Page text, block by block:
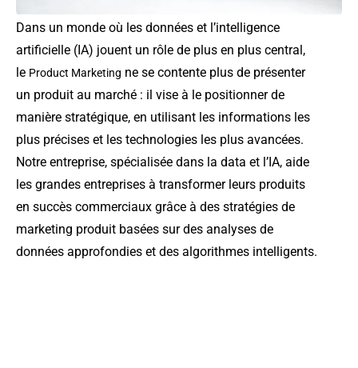
Dans un monde où les données et l’intelligence
artificielle (IA) jouent un rôle de plus en plus central,
le Product Marketing ne se contente plus de présenter
un produit au marché : il vise à le positionner de
manière stratégique, en utilisant les informations les
plus précises et les technologies les plus avancées.
Notre entreprise, spécialisée dans la data et l’IA, aide
les grandes entreprises à transformer leurs produits
en succès commerciaux grâce à des stratégies de
marketing produit basées sur des analyses de
données approfondies et des algorithmes intelligents.